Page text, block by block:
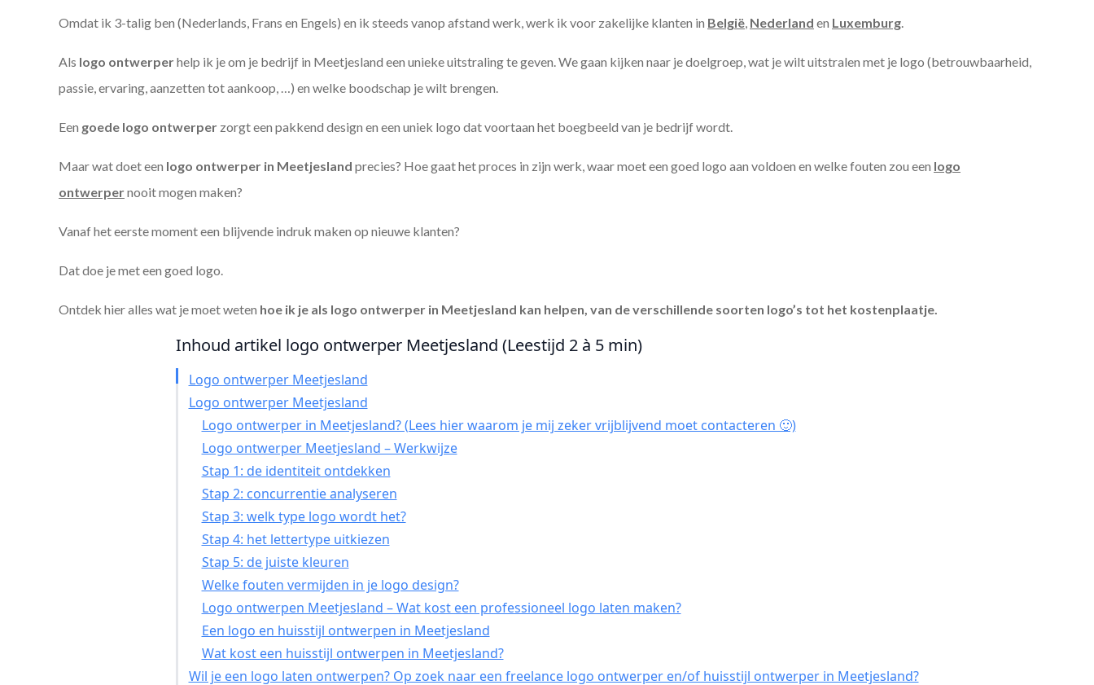
Omdat ik 3-talig ben (Nederlands, Frans en Engels) en ik steeds vanop afstand werk, werk ik voor zakelijke klanten in België, Nederland en Luxemburg.
Als logo ontwerperhelp ik je om je bedrijf in Meetjesland een unieke uitstraling te geven. We gaan kijken naar je doelgroep, wat je wilt uitstralen met je logo (betrouwbaarheid,
passie, ervaring, aanzetten tot aankoop, …) en welke boodschap je wilt brengen.
Een goede logo ontwerper zorgt een pakkend design en een uniek logo dat voortaan het boegbeeld van je bedrijf wordt.
Maar wat doet een logo ontwerper in Meetjesland precies? Hoe gaat het proces in zijn werk, waar moet een goed logo aan voldoen en welke fouten zou een logo
ontwerpernooit mogen maken?
Vanaf het eerste moment een blijvende indruk maken op nieuwe klanten?
Dat doe je met een goed logo.
Ontdek hier alles wat je moet weten hoe ik je als logo ontwerper in Meetjesland kan helpen, van de verschillende soorten logo’s tot het kostenplaatje.
Inhoud artikel logo ontwerper Meetjesland (Leestijd 2 à 5 min)
Logo ontwerper Meetjesland
Logo ontwerper Meetjesland
Logo ontwerper in Meetjesland? (Lees hier waarom je mij zeker vrijblijvend moet contacteren 🙂)
Logo ontwerper Meetjesland – Werkwijze
Stap 1: de identiteit ontdekken
Stap 2: concurrentie analyseren
Stap 3: welk type logo wordt het?
Stap 4: het lettertype uitkiezen
Stap 5: de juiste kleuren
Welke fouten vermijden in je logo design?
Logo ontwerpen Meetjesland – Wat kost een professioneel logo laten maken?
Een logo en huisstijl ontwerpen in Meetjesland
Wat kost een huisstijl ontwerpen in Meetjesland?
Wil je een logo laten ontwerpen? Op zoek naar een freelance logo ontwerper en/of huisstijl ontwerper in Meetjesland?